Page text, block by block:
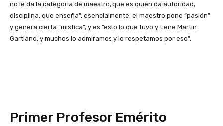
no le da la categoría de maestro, que es quien da autoridad,
disciplina, que enseña”, esencialmente, el maestro pone “pasión”
y genera cierta “mistíca”, y es “esto lo que tuvo y tiene Martín
Gartland, y muchos lo admiramos y lo respetamos por eso”.
Primer Profesor Emérito